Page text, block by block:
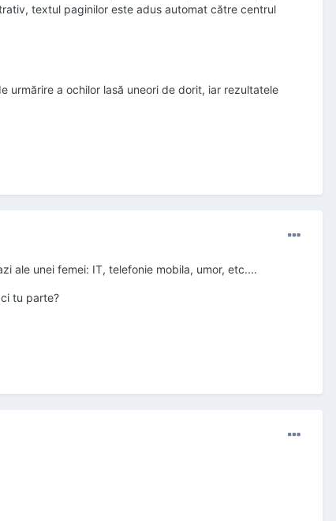
textul paginilor este adus automat către centrul
urmărire a ochilor lasă uneori de dorit, iar rezultatele
ale unei femei: IT, telefonie mobila, umor, etc....
tu parte?